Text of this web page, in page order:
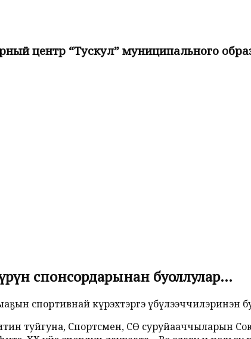
центр “Тускул” муниципального
спонсордарынан буоллулар…
спортивнай күрэхтэргэ үбүлээччилэринэн
туйгуна, Спортсмен, СӨ суруйааччыларын